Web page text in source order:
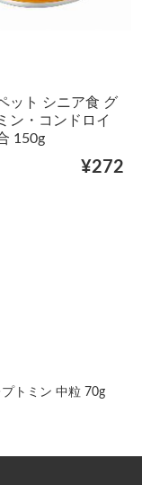
ット シニア食 グ
ン・コンドロイ
150g
¥272
トミン 中粒 70g